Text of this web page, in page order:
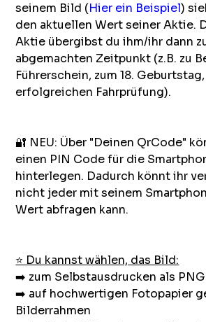
seinem Bild (Hier ein Beispiel)
den aktuellen Wert seiner Aktie.
Aktie übergibst du ihm/ihr dann
abgemachten Zeitpunkt (z.B. zu
Führerschein, zum 18.
erfolgreichen Fahrprüfung).
🔐 NEU: Über "Deinen QrCode"
einen PIN Code für die
hinterlegen. Dadurch könnt ihr
nicht jeder mit seinem
Wert abfragen kann.
⭐ Du kannst wählen, das Bild:
➡️ zum Selbstausdrucken als
➡️ auf hochwertigen Fotopapier
Bilderrahmen